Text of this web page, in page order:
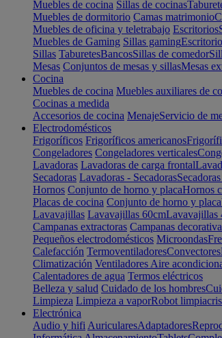
Muebles de cocina Sillas de cocinas
Muebles de dormitorio Camas matrimonio
Muebles de oficina y teletrabajo Escritorios
Muebles de Gaming Sillas gaming
Sillas TaburetesBancosSillas de comedor
Mesas Conjuntos de mesas y sillasMesas
Cocina
Muebles de cocina Muebles auxiliares de
Cocinas a medida
Accesorios de cocina MenajeServicio de
Electrodomésticos
Frigoríficos Frigoríficos americanos
Congeladores Congeladores verticales
Lavadoras Lavadoras de carga frontal
Secadoras Lavadoras - Secadoras
Hornos Conjunto de horno y placaHornos
Placas de cocina Conjunto de horno y placa
Lavavajillas Lavavajillas 60cmLavavajillas
Campanas extractoras Campanas
Pequeños electrodomésticos Microondas
Calefacción TermoventiladoresConvectores
Climatización Ventiladores Aire
Calentadores de agua Termos eléctricos
Belleza y salud Cuidado de los hombres
Limpieza Limpieza a vaporRobot
Electrónica
Audio y hifi AuricularesAdaptadores